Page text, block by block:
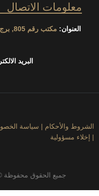
الاتصال
مكتب رقم 805, برج
البريد الالكتروني:
| سياسة الخصوصية|
جميع الحقوق محفوظة © 2026 Private Notary Dubai